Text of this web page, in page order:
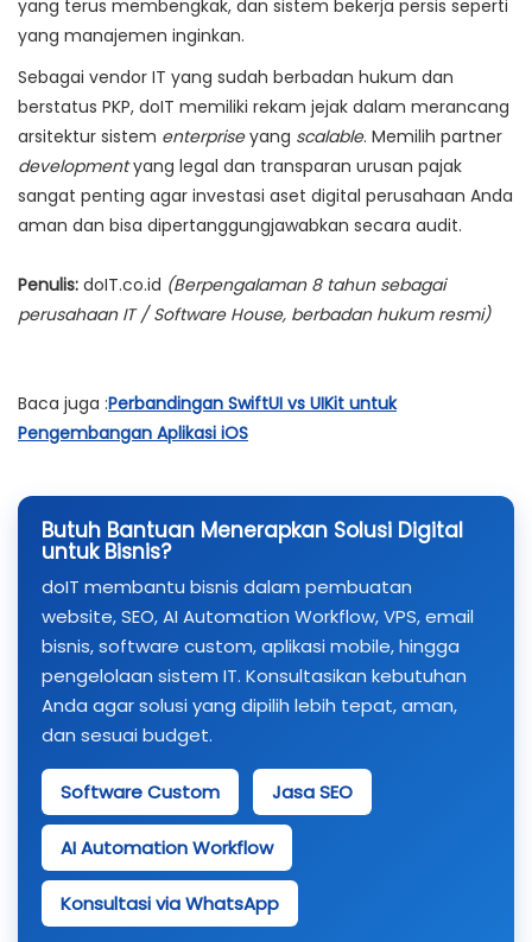
yang terus membengkak, dan sistem bekerja persis seperti
yang manajemen inginkan.
Sebagai vendor IT yang sudah berbadan hukum dan
berstatus PKP, doIT memiliki rekam jejak dalam merancang
arsitektur sistem enterpriseyang scalable. Memilih partner
developmentyang legal dan transparan urusan pajak
sangat penting agar investasi aset digital perusahaan Anda
aman dan bisa dipertanggungjawabkan secara audit.
Penulis: doIT.co.id (Berpengalaman 8 tahun sebagai
perusahaan IT / Software House, berbadan hukum resmi)
Baca juga :Perbandingan SwiftUI vs UIKit untuk
Pengembangan Aplikasi iOS
Butuh Bantuan Menerapkan Solusi Digital
untuk Bisnis?
doIT membantu bisnis dalam pembuatan
website, SEO, AI Automation Workflow, VPS, email
bisnis, software custom, aplikasi mobile, hingga
pengelolaan sistem IT. Konsultasikan kebutuhan
Anda agar solusi yang dipilih lebih tepat, aman,
dan sesuai budget.
Software Custom Jasa SEO
AI Automation Workflow
Konsultasi via WhatsApp